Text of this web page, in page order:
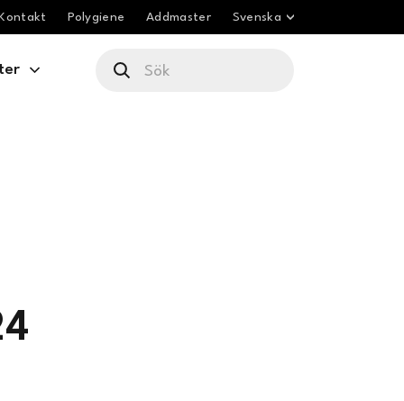
Polygiene Addmaster Svenska